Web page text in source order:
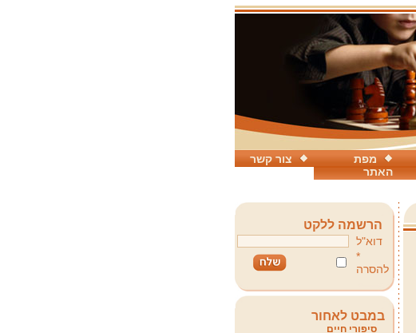
צור קשר
מפת
האתר
הרשמה ללקט
דוא"ל
*
להסרה
במבט לאחור
סיפורי חיים